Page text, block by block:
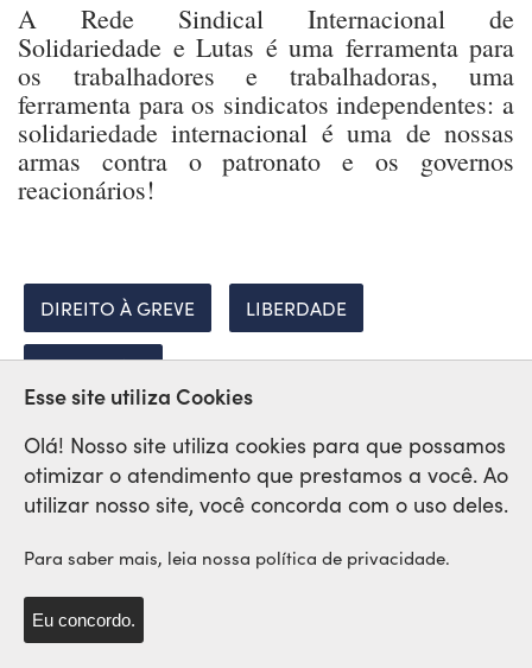
A Rede Sindical Internacional de
Solidariedade e Lutas é uma ferramenta para
os trabalhadores e trabalhadoras, uma
ferramenta para os sindicatos independentes: a
solidariedade internacional é uma de nossas
armas contra o patronato e os governos
reacionários!
DIREITO À GREVE LIBERDADE
REPRESSÃO
Rede Sindical Internacional
Esse site utiliza Cookies
Olá! Nosso site utiliza cookies para que possamos
otimizar o atendimento que prestamos a você. Ao
utilizar nosso site, você concorda com o uso deles.
Para saber mais, leia nossa política de privacidade.
Eu concordo.